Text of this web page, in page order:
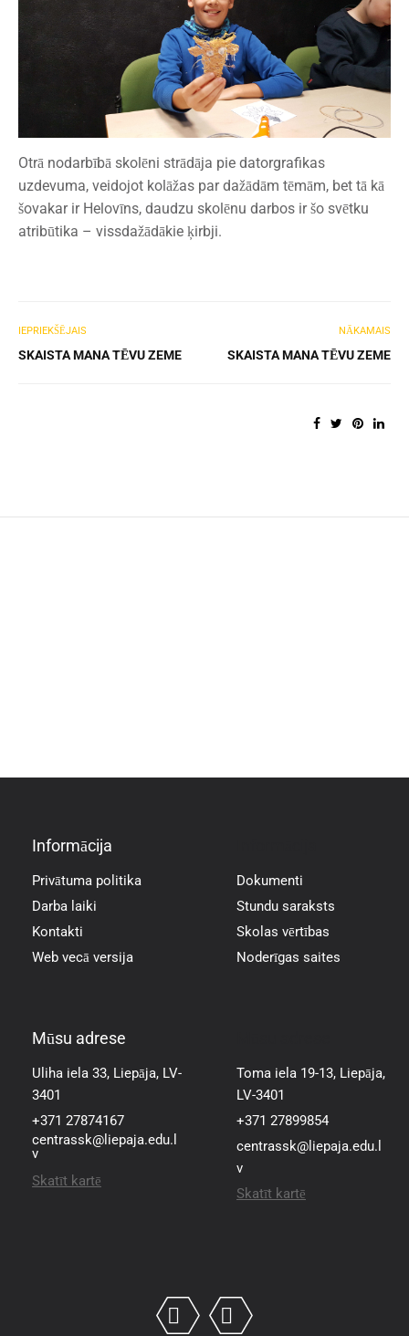
Otrā nodarbībā skolēni strādāja pie datorgrafikas
uzdevuma, veidojot kolāžas par dažādām tēmām, bet tā kā
šovakar ir Helovīns, daudzu skolēnu darbos ir šo svētku
atribūtika – vissdažādākie ķirbji.
IEPRIEKŠĒJAIS
SKAISTA MANA TĒVU ZEME
NĀKAMAIS
SKAISTA MANA TĒVU ZEME
Informācija
Privātuma politika
Darba laiki
Kontakti
Web vecā versija
Dokumenti
Stundu saraksts
Skolas vērtības
Noderīgas saites
Mūsu adrese
Uliha iela 33, Liepāja, LV-
3401
+371 27874167
centrassk@liepaja.edu.l
v
Skatīt kartē
Toma iela 19-13, Liepāja,
LV-3401
+371 27899854
centrassk@liepaja.edu.l
v
Skatīt kartē